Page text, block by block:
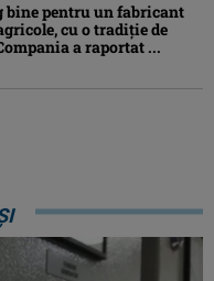
bine pentru un fabricant
cu o tradiție de
a raportat ...